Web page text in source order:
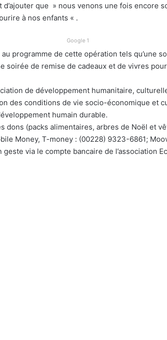
d’ajouter que » nous venons une fois encore
à nos enfants « .
Google 1
programme de cette opération tels qu’une
soirée de remise de cadeaux et de vivres
de développement humanitaire,
des conditions de vie socio-économique et
humain durable.
dons (packs alimentaires, arbres de Noël et
Money, T-money : (00228) 9323-6861;
via le compte bancaire de l’association